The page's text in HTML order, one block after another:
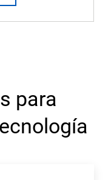
para